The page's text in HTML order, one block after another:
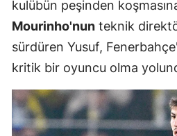
kulübün peşinden
Mourinho'nun teknik
sürdüren Yusuf,
kritik bir oyuncu olma